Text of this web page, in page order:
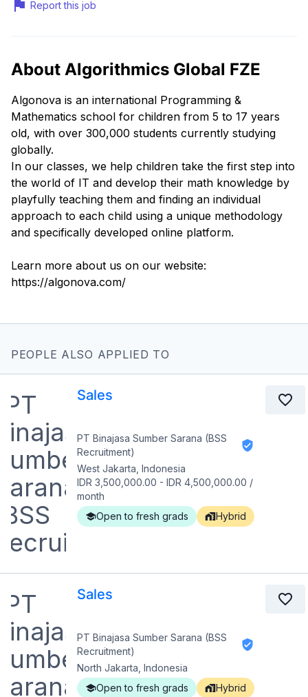
Report this job
About Algorithmics Global FZE
Algonova is an international Programming &
Mathematics school for children from 5 to 17 years
old, with over 300,000 students currently studying
globally.
In our classes, we help children take the first step into
the world of IT and develop their math knowledge by
playfully teaching them and finding an individual
approach to each child using a unique methodology
and specifically developed online platform.
Learn more about us on our website:
https://algonova.com/
PEOPLE ALSO APPLIED TO
Sales
PT Binajasa Sumber Sarana (BSS
Recruitment)
West Jakarta, Indonesia
IDR 3,500,000.00 - IDR 4,500,000.00 /
month
Open to fresh grads
Hybrid
Sales
PT Binajasa Sumber Sarana (BSS
Recruitment)
North Jakarta, Indonesia
Open to fresh grads
Hybrid